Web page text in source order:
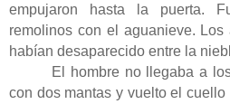
empujaron hasta la puerta.
remolinos con el aguanieve.
habían desaparecido entre la
El hombre no llegaba a
con dos mantas y vuelto el